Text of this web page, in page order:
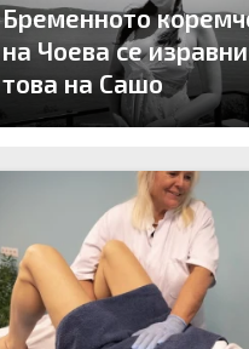
Бременното
на Чоева се
това на Сашо